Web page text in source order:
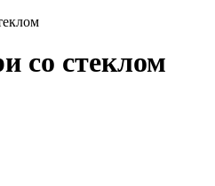
со стеклом